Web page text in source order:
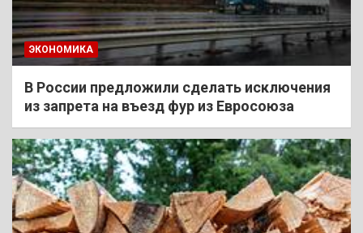
ЭКОНОМИКА
В России предложили сделать исключения
из запрета на въезд фур из Евросоюза